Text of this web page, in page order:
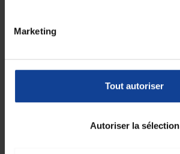
Marketing
Tout autoriser
Autoriser la sélection
contenant
volume (indique
quantité de volume)
millilitre(s)